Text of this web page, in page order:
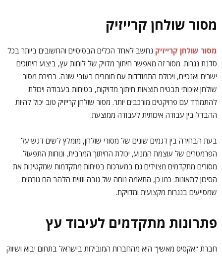
מסור שולחן קרייזיק
מסור שולחן קרייזיק נחשב לאחד הכלים הבסיסיים והחשובים ביותר בכל
סדנת נגרות. מסור זה מאפשר חיתוך מדויק של לוחות עץ, ביצוע חיתוכים
ישרים ואנכיים, ויכולת התמודדות עם חומרים בעובי שונה. בחירת מסור
שולחן איכותי תבטיח תוצאות חיתוך מדויקות, בטיחות בעבודה ויכולת
להתמודד עם פרויקטים מורכבים יותר. מסור שולחן קרייזיק טוב יכול להיות
ההבדל בין עבודה איכותית לעבודה ממוצעת.
בעת הבחירה בין דגמים שונים של מסורי שולחן, מומלץ לשים דגש על
הפרמטרים של עוצמת המנוע, יכולת החיתוך המרבית, ונוחות התפעול.
מסורים מתקדמים מצוידים גם במערכות בטיחות מתקדמות שמקטינות את
הסיכון לתאונות. כמו כן, התאמה נוחה של גובה וזווית הלהב הם גורמים
שמסייעים בנגרות מקצועית ומדויקת.
פתרונות מתקדמים לעיבוד עץ
חברת "אקסיס מאשין" היא מהחברות המובילות בישראל בתחום יבוא ושיווק